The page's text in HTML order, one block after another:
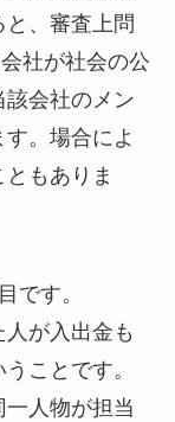
、審査上問
社が社会の公
会社のメン
。場合によ
もありま
です。
が入出金も
ことです。
人物が担当